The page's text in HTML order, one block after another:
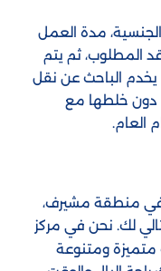
مدة العمل
المطلوب، ثم يتم
يخدم الباحث عن نقل
دون خلطها مع
العام.
في منطقة مشيرف،
لك. نحن في مركز
ومتنوعة